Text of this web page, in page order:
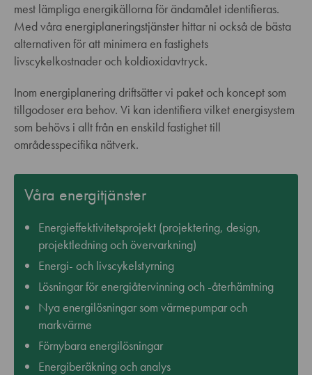
mest lämpliga energikällorna för ändamålet identifieras.
Med våra energiplaneringstjänster hittar ni också de bästa
alternativen för att minimera en fastighets
livscykelkostnader och koldioxidavtryck.
Inom energiplanering driftsätter vi paket och koncept som
tillgodoser era behov. Vi kan identifiera vilket energisystem
som behövs i allt från en enskild fastighet till
områdesspecifika nätverk.
Våra energitjänster
Energieffektivitetsprojekt (projektering, design,
projektledning och övervarkning)
Energi- och livscykelstyrning
Lösningar för energiåtervinning och -återhämtning
Nya energilösningar som värmepumpar och
markvärme
Förnybara energilösningar
Energiberäkning och analys